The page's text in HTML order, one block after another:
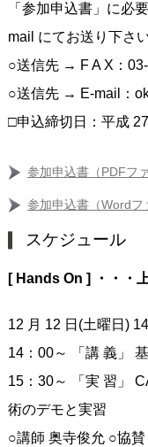
「参加申込書」に必
mail にてお送り下さい
○送信先 → F A X：
○送信先 → E‐mail：
□申込締切日：平成
参加申込書（PDFフ
参加申込書（Wordフ
スケジュール
[ Hands On ] ・・・
12 月 12 日(土曜日)
14：00～ 「講 義」
15：30～ 「実 習」
術のデモと実習
○講師 奥寺俊允 ○協